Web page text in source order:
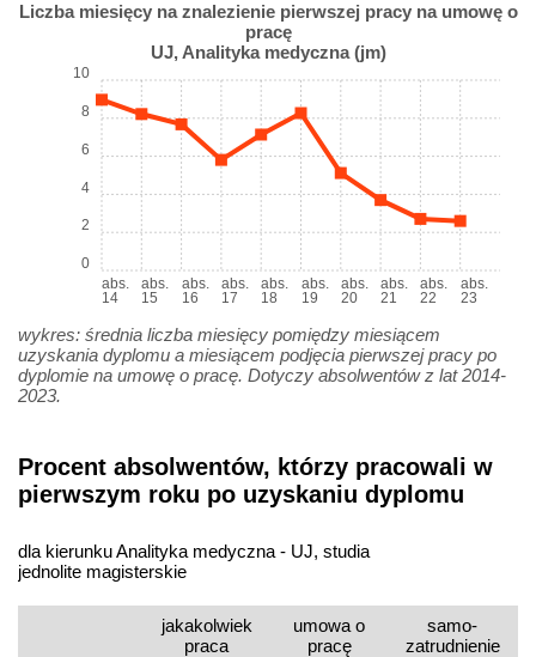
Liczba miesięcy na znalezienie pierwszej pracy na umowę o
pracę
UJ, Analityka medyczna (jm)
abs.
14
abs.
15
abs.
16
abs.
17
abs.
18
abs.
19
abs.
20
abs.
21
abs.
22
abs.
23
0
2
4
6
8
10
wykres: średnia liczba miesięcy pomiędzy miesiącem
uzyskania dyplomu a miesiącem podjęcia pierwszej pracy po
dyplomie na umowę o pracę. Dotyczy absolwentów z lat 2014-
2023.
Procent absolwentów, którzy pracowali w
pierwszym roku po uzyskaniu dyplomu
dla kierunku Analityka medyczna - UJ, studia
jednolite magisterskie
jakakolwiek
praca
umowa o
pracę
samo­
zatrudnienie